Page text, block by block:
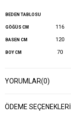
BEDEN TABLOSU
GÖĞÜS CM 116
BASEN CM 120
BOY CM 70
YORUMLAR(0)
ÖDEME SEÇENEKLERI